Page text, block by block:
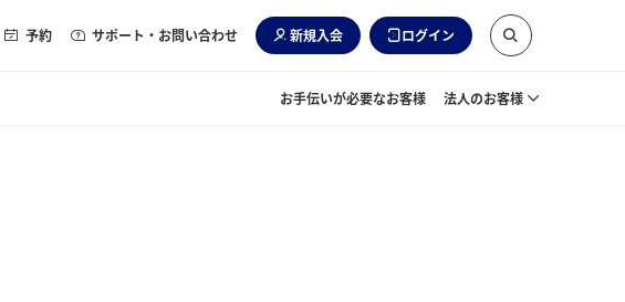
予約 サポート・お問い合わせ 新規入会 ログイン
お手伝いが必要なお客様 法人のお客様